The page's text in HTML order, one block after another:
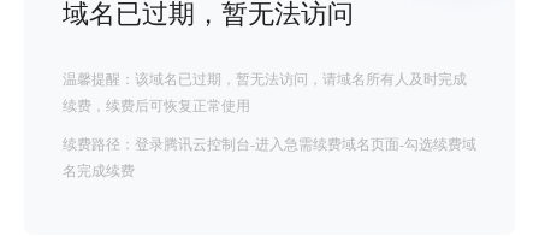
域名已过期，暂无法访问
温馨提醒：该域名已过期，暂无法访问，请域名所有人及时完成
续费，续费后可恢复正常使用
续费路径：登录腾讯云控制台-进入急需续费域名页面-勾选续费域
名完成续费